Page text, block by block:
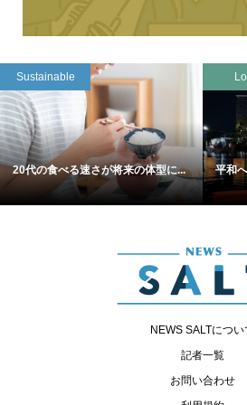
Sustainable
20代の食べる速さが将来の体型に... 平和
NEWS SALTについ
記者一覧
お問い合わせ